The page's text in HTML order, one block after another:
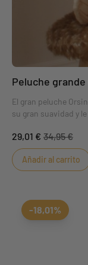
Peluche grande
El gran peluche
su gran suavidad y
tanto a las niñas
29,01 € 34,95 €
Añadir al carrito
-18,01%